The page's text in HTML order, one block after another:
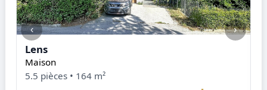
‹
Lens
Maison
5.5 pièces • 164 m²
›